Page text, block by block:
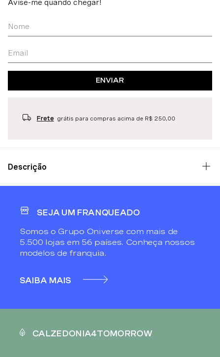
ENVIAR
Frete grátis para compras acima de R$ 250,00
Descrição
SEJA UM FRANQUEADO
Somos o Grupo Oniverse com mais de
5.500 lojas em 56 países. Conheça nossos
modelos de franquia.
SAIBA MAIS
CALZEDONIA4TOMORROW